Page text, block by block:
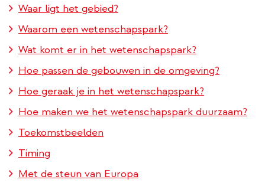
Waar ligt het gebied?
Waarom een wetenschapspark?
Wat komt er in het wetenschapspark?
Hoe passen de gebouwen in de omgeving?
Hoe geraak je in het wetenschapspark?
Hoe maken we het wetenschapspark duurzaam?
Toekomstbeelden
Timing
Met de steun van Europa